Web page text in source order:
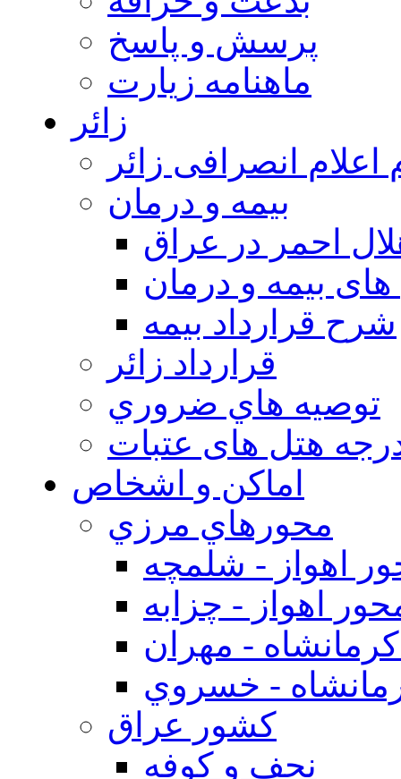
پرسش و پاسخ
ماهنامه زیارت
زائر
اعلام انصرافی زائر
بيمه و درمان
احمر در عراق
بیمه و درمان
شرح قرارداد بیمه
قرارداد زائر
توصيه هاي ضروري
هتل های عتبات
اماکن و اشخاص
محورهاي مرزي
اهواز - شلمچه
اهواز - چزابه
- مهران
- خسروي
كشور عراق
نجف و كوفه